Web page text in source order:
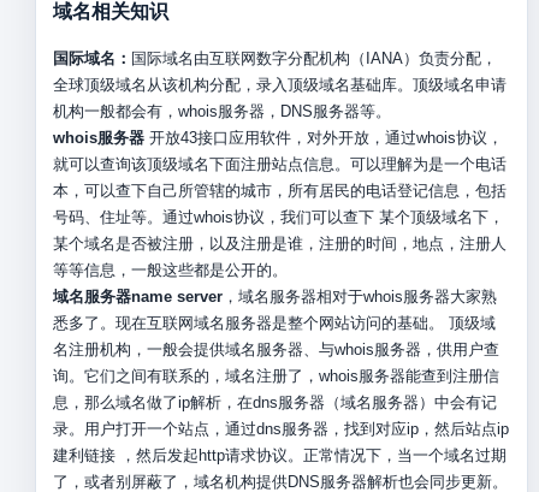
域名相关知识
国际域名： 国际域名由互联网数字分配机构（IANA）负责分配，
全球顶级域名从该机构分配，录入顶级域名基础库。顶级域名申请
机构一般都会有，whois服务器，DNS服务器等。
whois服务器开放43接口应用软件，对外开放，通过whois协议，
就可以查询该顶级域名下面注册站点信息。可以理解为是一个电话
本，可以查下自己所管辖的城市，所有居民的电话登记信息，包括
号码、住址等。通过whois协议，我们可以查下 某个顶级域名下，
某个域名是否被注册，以及注册是谁，注册的时间，地点，注册人
等等信息，一般这些都是公开的。
域名服务器name server，域名服务器相对于whois服务器大家熟
悉多了。现在互联网域名服务器是整个网站访问的基础。 顶级域
名注册机构，一般会提供域名服务器、与whois服务器，供用户查
询。它们之间有联系的，域名注册了，whois服务器能查到注册信
息，那么域名做了ip解析，在dns服务器（域名服务器）中会有记
录。用户打开一个站点，通过dns服务器，找到对应ip，然后站点ip
建利链接 ，然后发起http请求协议。正常情况下，当一个域名过期
了，或者别屏蔽了，域名机构提供DNS服务器解析也会同步更新。